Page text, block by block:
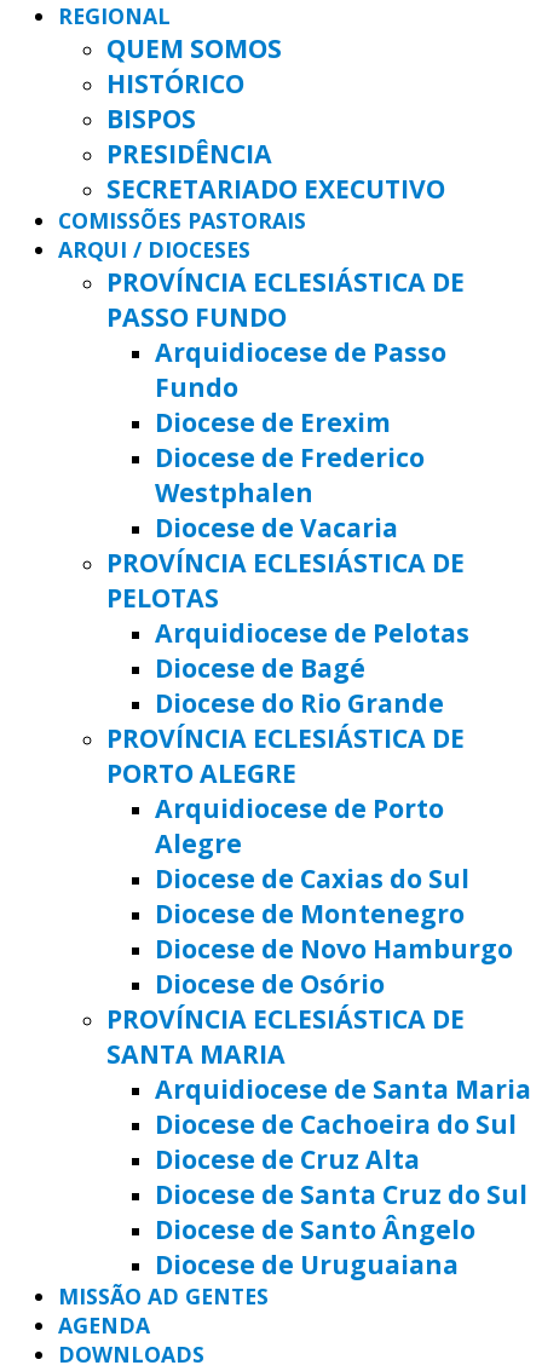
REGIONAL
QUEM SOMOS
HISTÓRICO
BISPOS
PRESIDÊNCIA
SECRETARIADO EXECUTIVO
COMISSÕES PASTORAIS
ARQUI / DIOCESES
PROVÍNCIA ECLESIÁSTICA DE
PASSO FUNDO
Arquidiocese de Passo
Fundo
Diocese de Erexim
Diocese de Frederico
Westphalen
Diocese de Vacaria
PROVÍNCIA ECLESIÁSTICA DE
PELOTAS
Arquidiocese de Pelotas
Diocese de Bagé
Diocese do Rio Grande
PROVÍNCIA ECLESIÁSTICA DE
PORTO ALEGRE
Arquidiocese de Porto
Alegre
Diocese de Caxias do Sul
Diocese de Montenegro
Diocese de Novo Hamburgo
Diocese de Osório
PROVÍNCIA ECLESIÁSTICA DE
SANTA MARIA
Arquidiocese de Santa Maria
Diocese de Cachoeira do Sul
Diocese de Cruz Alta
Diocese de Santa Cruz do Sul
Diocese de Santo Ângelo
Diocese de Uruguaiana
MISSÃO AD GENTES
AGENDA
DOWNLOADS